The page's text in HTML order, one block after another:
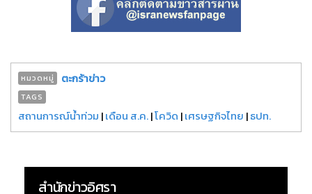
หมวดหมู่ ตะกร้าข่าว
TAGS
สถานการณ์น้ำท่วม |เดือน ส.ค.|โควิด |เศรษฐกิจไทย |ธปท.
สำนักข่าวอิศรา